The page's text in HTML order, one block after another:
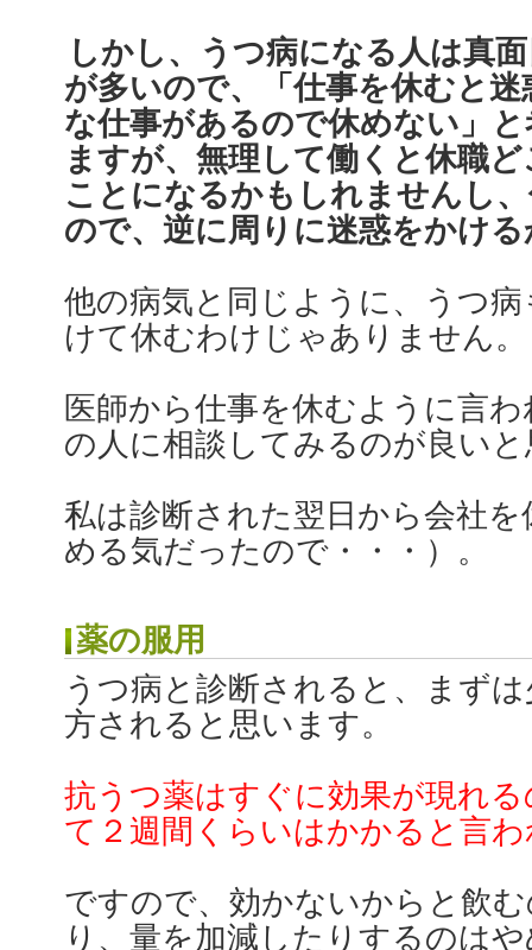
しかし、うつ病になる人は真
が多いので、「仕事を休むと
な仕事があるので休めない」
ますが、無理して働くと休職
ことになるかもしれませんし
ので、逆に周りに迷惑をかけ
他の病気と同じように、うつ
けて休むわけじゃありません。
医師から仕事を休むように言
の人に相談してみるのが良い
私は診断された翌日から会社
める気だったので・・・）。
薬の服用
うつ病と診断されると、まず
方されると思います。
抗うつ薬はすぐに効果が現れ
て２週間くらいはかかると言
ですので、効かないからと飲
り、量を加減したりするのは